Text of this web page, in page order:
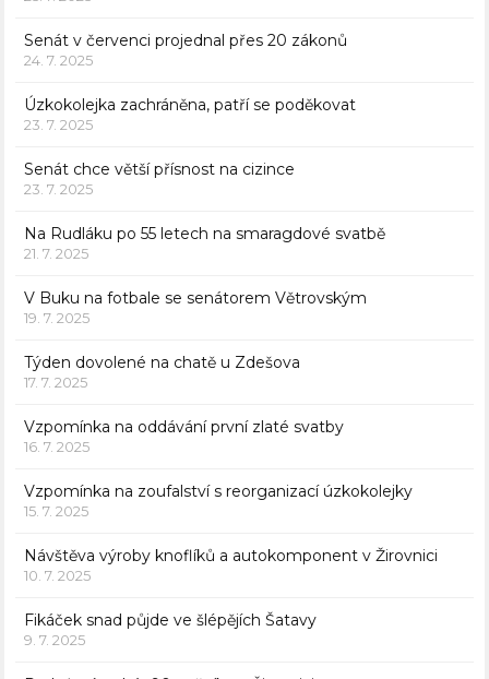
Senát v červenci projednal přes 20 zákonů
24. 7. 2025
Úzkokolejka zachráněna, patří se poděkovat
23. 7. 2025
Senát chce větší přísnost na cizince
23. 7. 2025
Na Rudláku po 55 letech na smaragdové svatbě
21. 7. 2025
V Buku na fotbale se senátorem Větrovským
19. 7. 2025
Týden dovolené na chatě u Zdešova
17. 7. 2025
Vzpomínka na oddávání první zlaté svatby
16. 7. 2025
Vzpomínka na zoufalství s reorganizací úzkokolejky
15. 7. 2025
Návštěva výroby knoflíků a autokomponent v Žirovnici
10. 7. 2025
Fikáček snad půjde ve šlépějích Šatavy
9. 7. 2025